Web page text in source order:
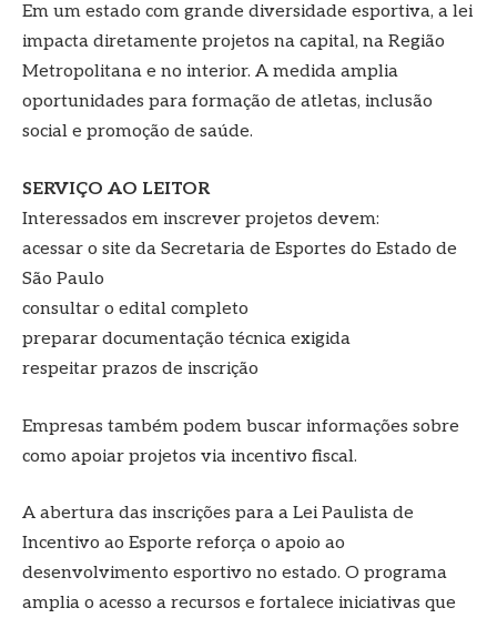
Em um estado com grande diversidade esportiva, a lei
impacta diretamente projetos na capital, na Região
Metropolitana e no interior. A medida amplia
oportunidades para formação de atletas, inclusão
social e promoção de saúde.
SERVIÇO AO LEITOR
Interessados em inscrever projetos devem:
acessar o site da Secretaria de Esportes do Estado de
São Paulo
consultar o edital completo
preparar documentação técnica exigida
respeitar prazos de inscrição
Empresas também podem buscar informações sobre
como apoiar projetos via incentivo fiscal.
A abertura das inscrições para a Lei Paulista de
Incentivo ao Esporte reforça o apoio ao
desenvolvimento esportivo no estado. O programa
amplia o acesso a recursos e fortalece iniciativas que